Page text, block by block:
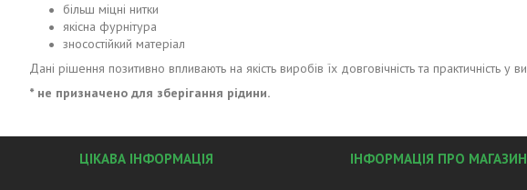
більш міцні нитки
якісна фурнітура
зносостійкий матеріал
Дані рішення позитивно впливають на якість виробів їх довговічність та практичність у
* не призначено для зберігання рідини.
ЦІКАВА ІНФОРМАЦІЯ ІНФОРМАЦІЯ ПРО МАГАЗИН